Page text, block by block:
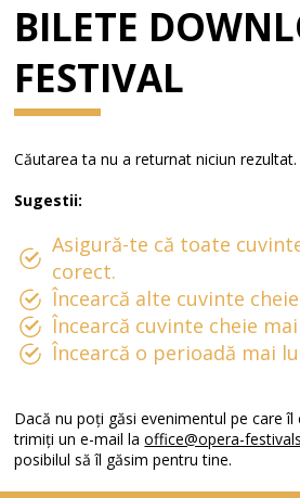
BILETE
FESTIVAL
Căutarea ta nu a returnat niciun rezultat.
Sugestii:
Asigură-te că toate
corect.
Încearcă alte cuvinte
Încearcă cuvinte cheie
Încearcă o perioadă mai
Dacă nu poți găsi evenimentul pe care
trimiți un e-mail laoffice@opera-
posibilul să îl găsim pentru tine.